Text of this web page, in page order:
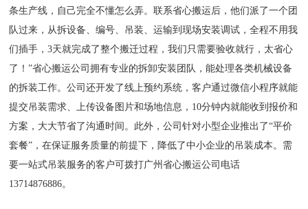
条生产线，自己完全不懂怎么弄。联系省心搬运后，他们派了一个团
队过来，从拆设备、编号、吊装、运输到现场安装调试，全程不用我
们插手，3天就完成了整个搬迁过程，我们只需要验收就行，太省心
了！”省心搬运公司拥有专业的拆卸安装团队，能处理各类机械设备
的拆装工作。公司还开发了线上预约系统，客户通过微信小程序就能
提交吊装需求、上传设备图片和场地信息，10分钟内就能收到报价和
方案，大大节省了沟通时间。此外，公司针对小型企业推出了“平价
套餐”，在保证服务质量的前提下，降低了中小企业的吊装成本。需
要一站式吊装服务的客户可拨打广州省心搬运公司电话
13714876886。